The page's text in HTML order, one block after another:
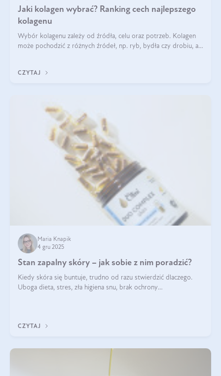
Jaki kolagen wybrać? Ranking cech najlepszego
kolagenu
Wybór kolagenu zależy od źródła, celu oraz potrzeb. Kolagen
może pochodzić z różnych źródeł, np. ryb, bydła czy drobiu, a
bydlęcy.
CZYTAJ
Maria Knapik
4 gru 2025
Stan zapalny skóry – jak sobie z nim poradzić?
Kiedy skóra się buntuje, trudno od razu stwierdzić dlaczego.
Uboga dieta, stres, zła higiena snu, brak ochrony
CZYTAJ